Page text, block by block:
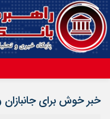
خبر خوش برای جانبازان